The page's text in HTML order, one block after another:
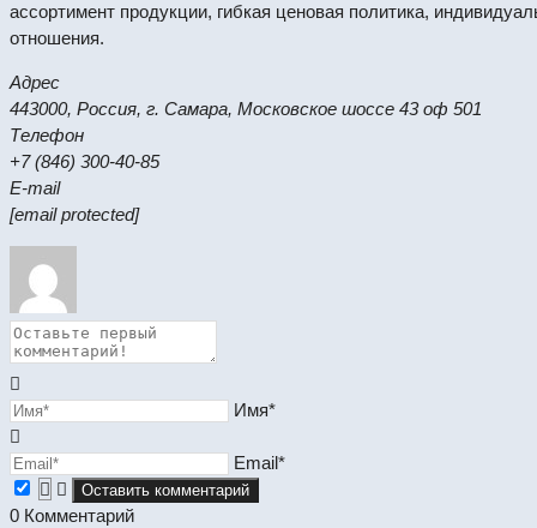
ассортимент продукции, гибкая ценовая политика,
отношения.
Адрес
443000, Россия, г. Самара, Московское шоссе 43 оф 501
Телефон
+7 (846) 300-40-85
E-mail
[email protected]
Имя*
Email*
0 Комментарий